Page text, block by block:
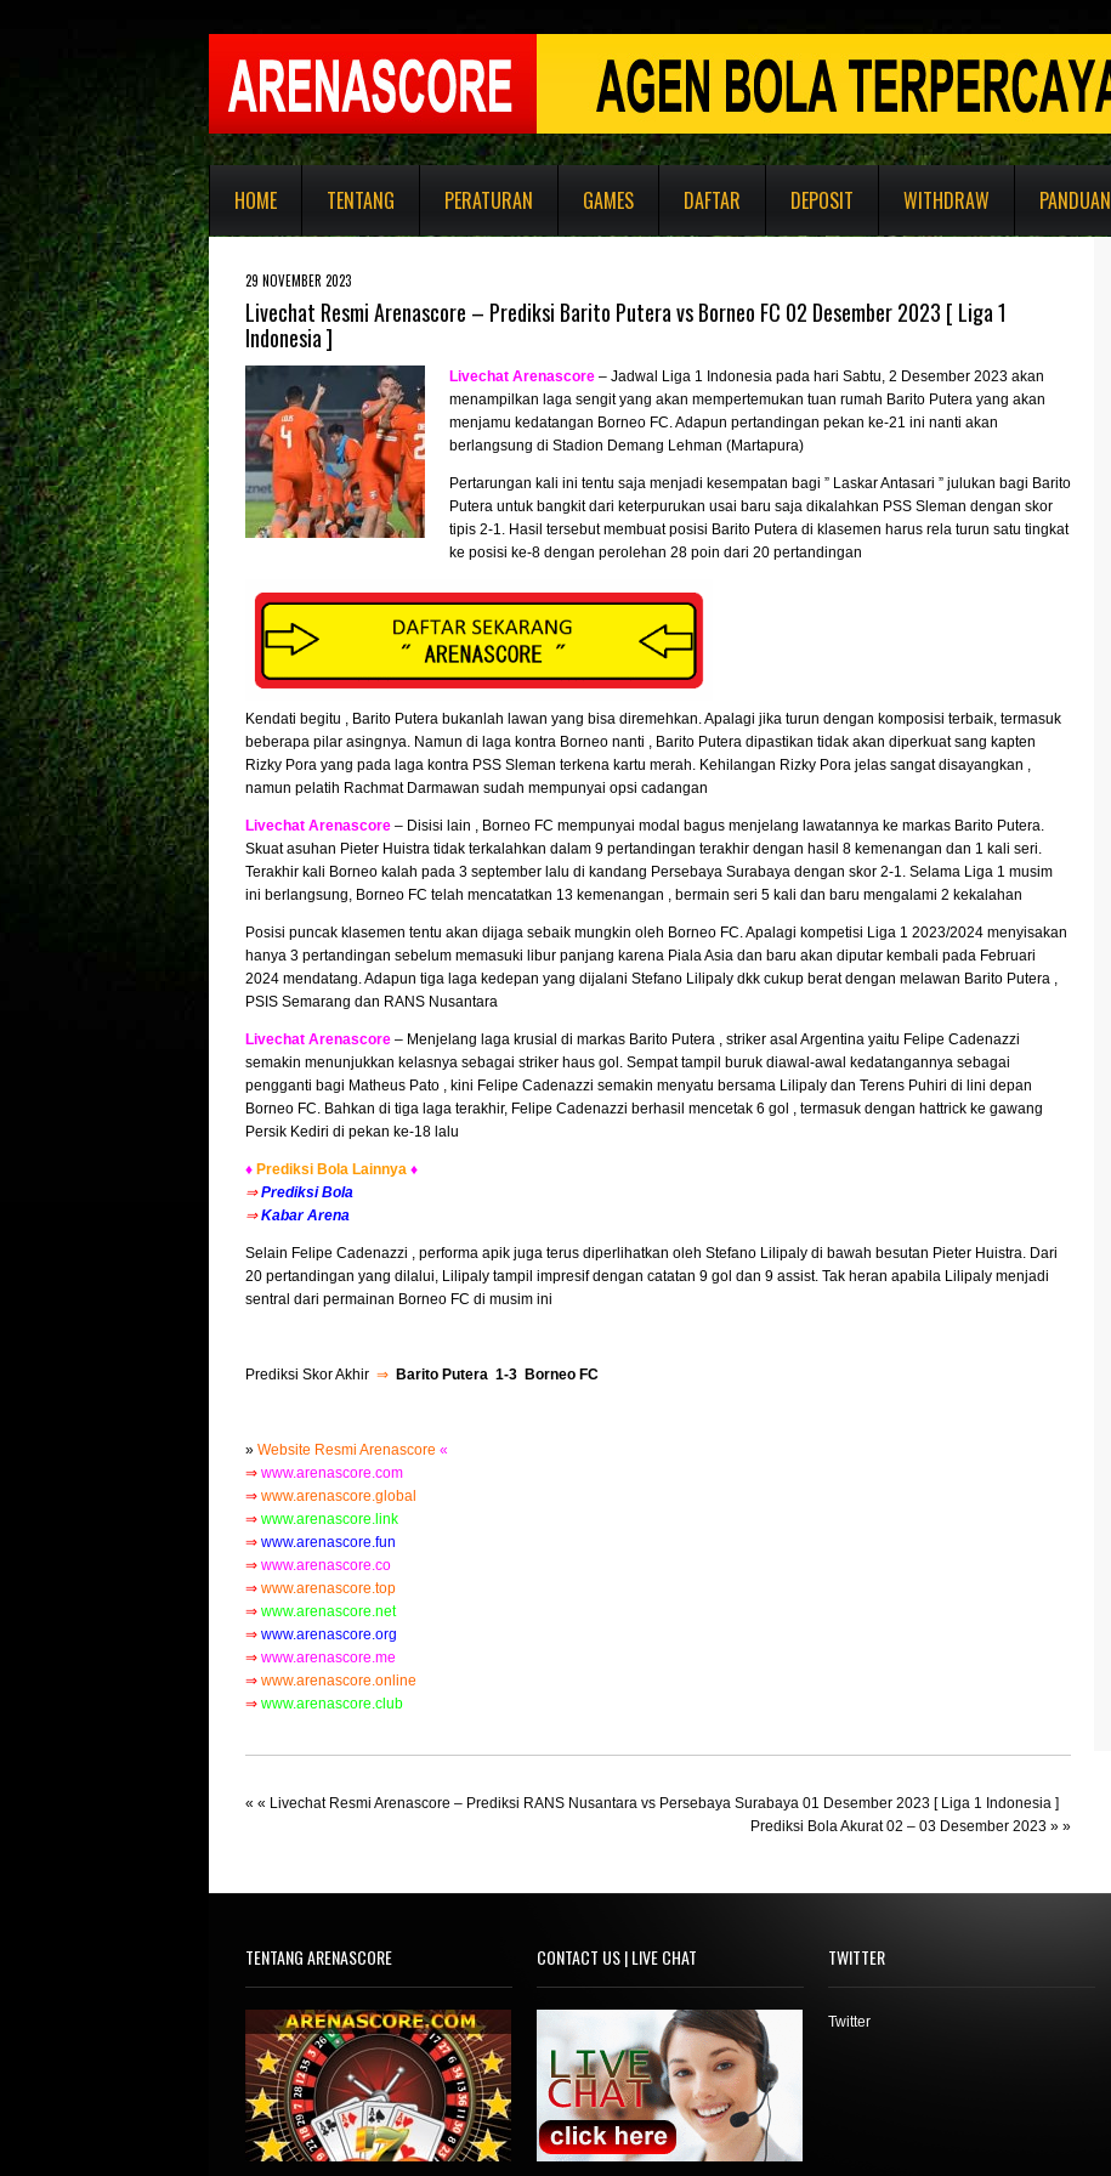
HOME TENTANG PERATURAN GAMES DAFTAR DEPOSIT WITHDRAW PANDUAN
29 NOVEMBER 2023
Livechat Resmi Arenascore – Prediksi Barito Putera vs Borneo FC 02 Desember 2023 [ Liga 1
Indonesia ]
Livechat Arenascore – Jadwal Liga 1 Indonesia pada hari Sabtu, 2 Desember 2023 akan
menampilkan laga sengit yang akan mempertemukan tuan rumah Barito Putera yang akan
menjamu kedatangan Borneo FC. Adapun pertandingan pekan ke-21 ini nanti akan
berlangsung di Stadion Demang Lehman (Martapura)
Pertarungan kali ini tentu saja menjadi kesempatan bagi ” Laskar Antasari ” julukan bagi Barito
Putera untuk bangkit dari keterpurukan usai baru saja dikalahkan PSS Sleman dengan skor
tipis 2-1. Hasil tersebut membuat posisi Barito Putera di klasemen harus rela turun satu tingkat
ke posisi ke-8 dengan perolehan 28 poin dari 20 pertandingan
Kendati begitu , Barito Putera bukanlah lawan yang bisa diremehkan. Apalagi jika turun dengan komposisi terbaik, termasuk
beberapa pilar asingnya. Namun di laga kontra Borneo nanti , Barito Putera dipastikan tidak akan diperkuat sang kapten
Rizky Pora yang pada laga kontra PSS Sleman terkena kartu merah. Kehilangan Rizky Pora jelas sangat disayangkan ,
namun pelatih Rachmat Darmawan sudah mempunyai opsi cadangan
Livechat Arenascore – Disisi lain , Borneo FC mempunyai modal bagus menjelang lawatannya ke markas Barito Putera.
Skuat asuhan Pieter Huistra tidak terkalahkan dalam 9 pertandingan terakhir dengan hasil 8 kemenangan dan 1 kali seri.
Terakhir kali Borneo kalah pada 3 september lalu di kandang Persebaya Surabaya dengan skor 2-1. Selama Liga 1 musim
ini berlangsung, Borneo FC telah mencatatkan 13 kemenangan , bermain seri 5 kali dan baru mengalami 2 kekalahan
Posisi puncak klasemen tentu akan dijaga sebaik mungkin oleh Borneo FC. Apalagi kompetisi Liga 1 2023/2024 menyisakan
hanya 3 pertandingan sebelum memasuki libur panjang karena Piala Asia dan baru akan diputar kembali pada Februari
2024 mendatang. Adapun tiga laga kedepan yang dijalani Stefano Lilipaly dkk cukup berat dengan melawan Barito Putera ,
PSIS Semarang dan RANS Nusantara
Livechat Arenascore – Menjelang laga krusial di markas Barito Putera , striker asal Argentina yaitu Felipe Cadenazzi
semakin menunjukkan kelasnya sebagai striker haus gol. Sempat tampil buruk diawal-awal kedatangannya sebagai
pengganti bagi Matheus Pato , kini Felipe Cadenazzi semakin menyatu bersama Lilipaly dan Terens Puhiri di lini depan
Borneo FC. Bahkan di tiga laga terakhir, Felipe Cadenazzi berhasil mencetak 6 gol , termasuk dengan hattrick ke gawang
Persik Kediri di pekan ke-18 lalu
♦ Prediksi Bola Lainnya ♦
⇒ Prediksi Bola
⇒ Kabar Arena
Selain Felipe Cadenazzi , performa apik juga terus diperlihatkan oleh Stefano Lilipaly di bawah besutan Pieter Huistra. Dari
20 pertandingan yang dilalui, Lilipaly tampil impresif dengan catatan 9 gol dan 9 assist. Tak heran apabila Lilipaly menjadi
sentral dari permainan Borneo FC di musim ini
Prediksi Skor Akhir ⇒ Barito Putera 1-3 Borneo FC
» Website Resmi Arenascore «
⇒ www.arenascore.com
⇒ www.arenascore.global
⇒ www.arenascore.link
⇒ www.arenascore.fun
⇒ www.arenascore.co
⇒ www.arenascore.top
⇒ www.arenascore.net
⇒ www.arenascore.org
⇒ www.arenascore.me
⇒ www.arenascore.online
⇒ www.arenascore.club
« « Livechat Resmi Arenascore – Prediksi RANS Nusantara vs Persebaya Surabaya 01 Desember 2023 [ Liga 1 Indonesia ]
Prediksi Bola Akurat 02 – 03 Desember 2023 » »
TENTANG ARENASCORE CONTACT US | LIVE CHAT TWITTER
Twitter